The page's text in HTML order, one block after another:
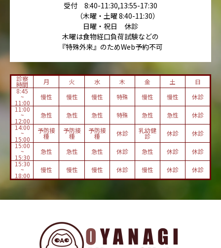
受付 8:40-11:30,13:55-17:30
（木曜・土曜 8:40-11:30）
日曜・祝日 休診
木曜は食物経口負荷試験などの
『特殊外来』のためWeb予約不可
診察
時間 月 火 水 木 金 土
日
8:45
~
11:00
慢性 慢性 慢性 特殊 慢性 慢性
休診
11:00
~
12:00
急性 急性 急性 特殊 急性 急性
休診
14:00
~
15:00
予防接
種
予防接
種
予防接
種 休診 乳幼健
診 休診
休診
15:00
~
15:30
急性 急性 急性 休診 急性 休診
休診
15:30
~
18:00
慢性 慢性 慢性 休診 慢性 休診 休診